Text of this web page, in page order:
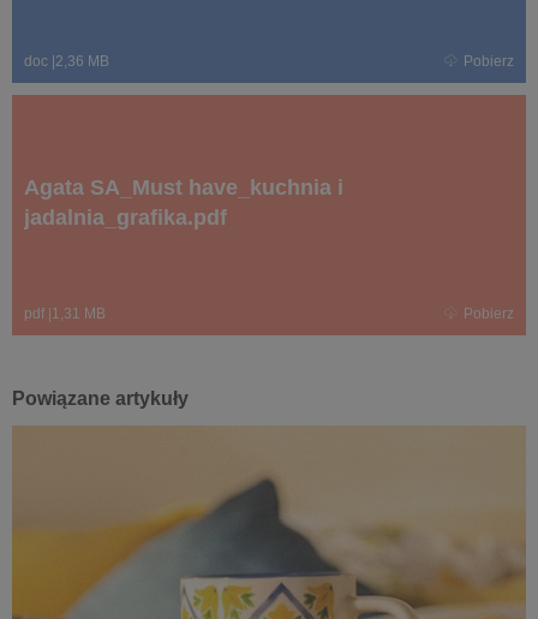
doc 2,36 MB Pobierz
Agata SA_Must have_kuchnia i
jadalnia_grafika.pdf
pdf 1,31 MB Pobierz
Powiązane artykuły